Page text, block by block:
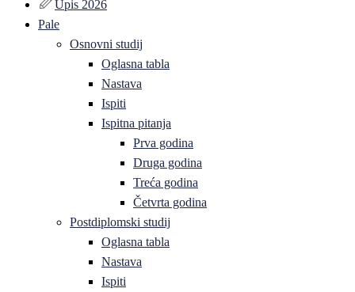
Upis 2026
Pale
Osnovni studij
Oglasna tabla
Nastava
Ispiti
Ispitna pitanja
Prva godina
Druga godina
Treća godina
Četvrta godina
Postdiplomski studij
Oglasna tabla
Nastava
Ispiti